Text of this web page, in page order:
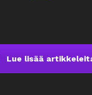
Lue lisää